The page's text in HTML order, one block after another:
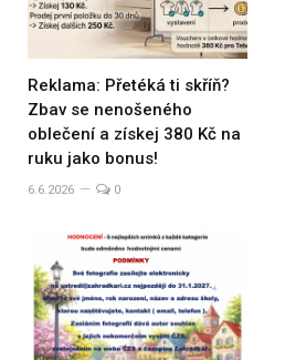
Reklama: Přetéká ti skříň?
Zbav se nenošeného
oblečení a získej 380 Kč na
ruku jako bonus!
6.6.2026 0